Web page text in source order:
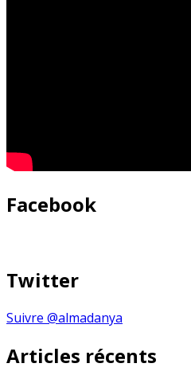
Facebook
Twitter
Suivre @almadanya
Articles récents